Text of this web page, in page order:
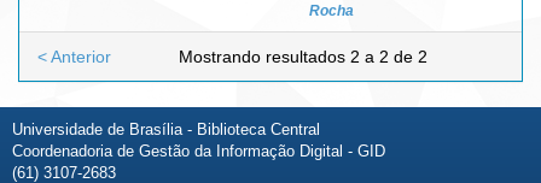
Rocha
Mostrando resultados 2 a 2 de 2
< Anterior
Universidade de Brasília - Biblioteca Central
Coordenadoria de Gestão da Informação Digital - GID
(61) 3107-2683